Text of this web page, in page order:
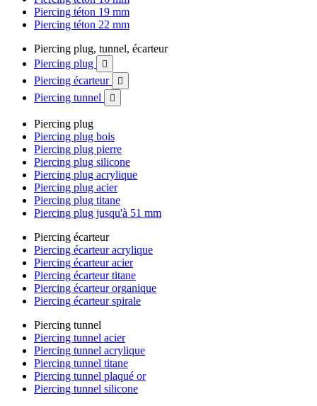
Piercing téton 19 mm
Piercing téton 22 mm
Piercing plug, tunnel, écarteur
Piercing plug

Piercing écarteur 
Piercing tunnel 
Piercing plug
Piercing plug bois
Piercing plug pierre
Piercing plug silicone
Piercing plug acrylique
Piercing plug acier
Piercing plug titane
Piercing plug jusqu'à 51 mm
Piercing écarteur
Piercing écarteur acrylique
Piercing écarteur acier
Piercing écarteur titane
Piercing écarteur organique
Piercing écarteur spirale
Piercing tunnel
Piercing tunnel acier
Piercing tunnel acrylique
Piercing tunnel titane
Piercing tunnel plaqué or
Piercing tunnel silicone